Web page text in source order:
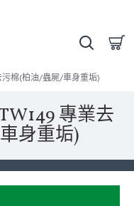
污棉(柏油/蟲屍/車身重垢)
專業去
身重垢)